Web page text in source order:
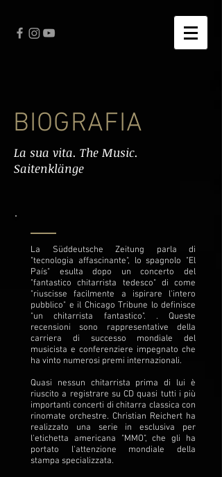
BIOGRAFIA
La sua vita. The Music.
Saitenklänge
La Süddeutsche Zeitung parla di
"tecnologia affascinante", lo spagnolo "El
País" esulta dopo un concerto del
"fantastico chitarrista tedesco" di come
"riuscisse facilmente a ispirare l'intero
pubblico" e il Chicago Tribune lo definisce
"un chitarrista fantastico". . Queste
recensioni sono rappresentative della
carriera di successo mondiale del
musicista e conferenziere impegnato che
ha vinto numerosi premi internazionali.
Quasi nessun chitarrista prima di lui è
riuscito a registrare su CD quasi tutti i più
importanti concerti di chitarra classica con
rinomate orchestre. Christian Reichert ha
realizzato una serie in esclusiva per
l'etichetta americana "MMO", che gli ha
portato l'attenzione mondiale della
stampa specializzata.